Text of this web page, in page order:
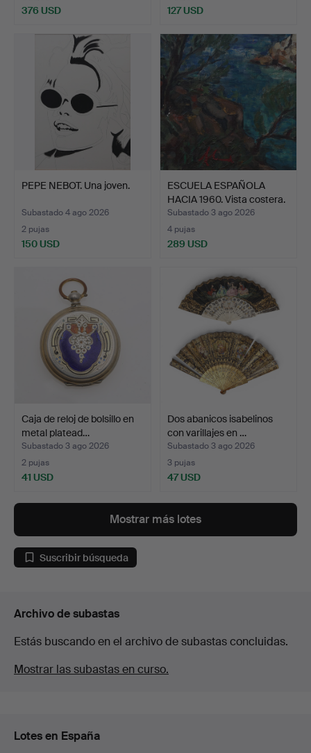
376 USD 127 USD
PEPE NEBOT. Una joven.
Subastado 4 ago 2026
2 pujas
150 USD
ESCUELA ESPAÑOLA
HACIA 1960. Vista costera.
Subastado 3 ago 2026
4 pujas
289 USD
Caja de reloj de bolsillo en
metal platead…
Subastado 3 ago 2026
2 pujas
41 USD
Dos abanicos isabelinos
con varillajes en …
Subastado 3 ago 2026
3 pujas
47 USD
Mostrar más lotes
Suscribir búsqueda
Archivo de subastas
Estás buscando en el archivo de subastas concluidas.
Mostrar las subastas en curso.
Lotes en España